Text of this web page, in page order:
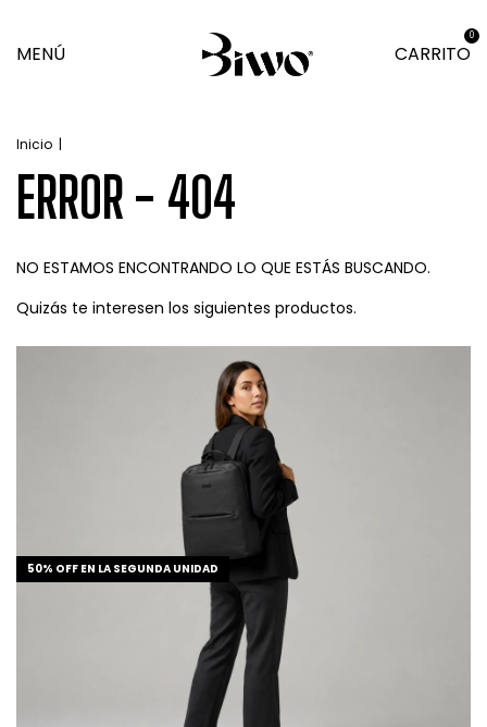
MENÚ CARRITO
0
Inicio |
ERROR - 404
NO ESTAMOS ENCONTRANDO LO QUE ESTÁS BUSCANDO.
Quizás te interesen los siguientes productos.
50% OFF EN LA SEGUNDA UNIDAD